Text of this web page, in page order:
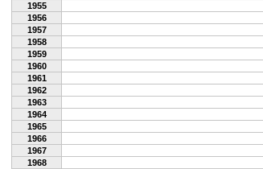
1955
1956
1957
1958
1959
1960
1961
1962
1963
1964
1965
1966
1967
1968